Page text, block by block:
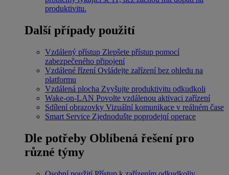
produktivitu.
Další případy použití
Vzdálený přístup Zlepšete přístup pomocí
zabezpečeného připojení
Vzdálené řízení Ovládejte zařízení bez ohledu na
platformu
Vzdálená plocha Zvyšujte produktivitu odkudkoli
Wake-on-LAN Povolte vzdálenou aktivaci zařízení
Sdílení obrazovky Vizuální komunikace v reálném čase
Smart Service Zjednodušte poprodejní operace
Dle potřeby Oblíbená řešení pro
různé týmy